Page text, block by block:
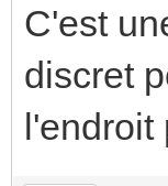
C'est
discret
l'endroit